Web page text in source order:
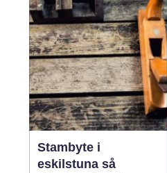
pengar o...
Stambyte i
eskilstuna så